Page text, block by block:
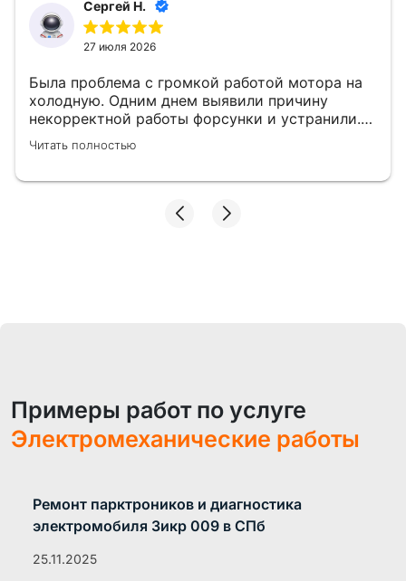
Сергей Н.
27 июля 2026
Была проблема с громкой работой мотора на
холодную. Одним днем выявили причину
некорректной работы форсунки и устранили.
👍
Читать полностью
Примеры работ по услуге
Электромеханические работы
Ремонт парктроников и диагностика
электромобиля Зикр 009 в СПб
25.11.2025